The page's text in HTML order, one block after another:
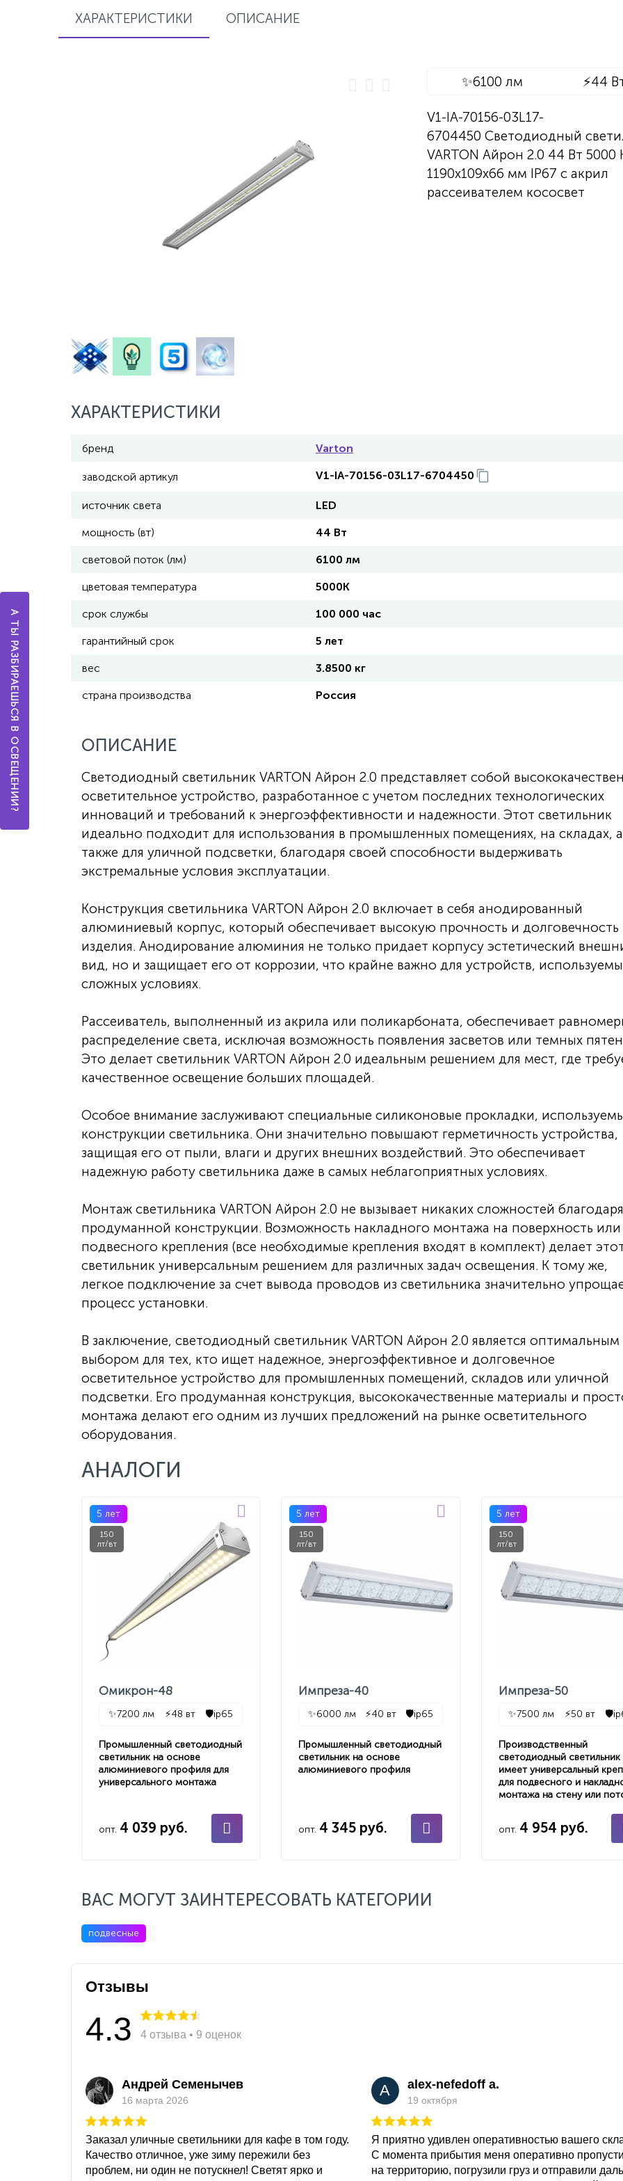
ХАРАКТЕРИСТИКИ ОПИСАНИЕ
✨6100 лм ⚡44
V1-IA-70156-03L17-
6704450 Светодиодный
VARTON Айрон 2.0 44 Вт 5000
1190х109х66 мм IP67 с акрил
рассеивателем кососвет
ХАРАКТЕРИСТИКИ
бренд Varton
заводской артикул V1-IA-70156-03L17-6704450
источник света LED
мощность (вт) 44 Вт
световой поток (лм) 6100 лм
цветовая температура 5000K
срок службы 100 000 час
гарантийный срок 5 лет
вес 3.8500 кг
страна производства Россия
ОПИСАНИЕ
Светодиодный светильник VARTON Айрон 2.0 представляет собой
осветительное устройство, разработанное с учетом последних технологических
инноваций и требований к энергоэффективности и надежности. Этот светильник
идеально подходит для использования в промышленных помещениях, на складах, а
также для уличной подсветки, благодаря своей способности выдерживать
экстремальные условия эксплуатации.
Конструкция светильника VARTON Айрон 2.0 включает в себя анодированный
алюминиевый корпус, который обеспечивает высокую прочность и долговечность
изделия. Анодирование алюминия не только придает корпусу эстетический
вид, но и защищает его от коррозии, что крайне важно для устройств,
сложных условиях.
Рассеиватель, выполненный из акрила или поликарбоната, обеспечивает
распределение света, исключая возможность появления засветов или темных
Это делает светильник VARTON Айрон 2.0 идеальным решением для мест, где
качественное освещение больших площадей.
Особое внимание заслуживают специальные силиконовые прокладки,
конструкции светильника. Они значительно повышают герметичность устройства,
защищая его от пыли, влаги и других внешних воздействий. Это обеспечивает
надежную работу светильника даже в самых неблагоприятных условиях.
Монтаж светильника VARTON Айрон 2.0 не вызывает никаких сложностей благодаря
продуманной конструкции. Возможность накладного монтажа на поверхность или
подвесного крепления (все необходимые крепления входят в комплект) делает
светильник универсальным решением для различных задач освещения. К тому же,
легкое подключение за счет вывода проводов из светильника значительно
процесс установки.
В заключение, светодиодный светильник VARTON Айрон 2.0 является оптимальным
выбором для тех, кто ищет надежное, энергоэффективное и долговечное
осветительное устройство для промышленных помещений, складов или уличной
подсветки. Его продуманная конструкция, высококачественные материалы и
монтажа делают его одним из лучших предложений на рынке осветительного
оборудования.
АНАЛОГИ
5 лет
150
лт/вт
Омикрон-48
✨7200 лм ⚡48 вт 🛡️ip65
Промышленный светодиодный
светильник на основе
алюминиевого профиля для
универсального монтажа
опт. 4 039 руб.
5 лет
150
лт/вт
Импреза-40
✨6000 лм ⚡40 вт 🛡️ip65
Промышленный светодиодный
светильник на основе
алюминиевого профиля
опт. 4 345 руб.
5 лет
150
лт/вт
Импреза-50
✨7500 лм ⚡50 вт 🛡️
Производственный
светодиодный светильник
имеет универсальный
для подвесного и
монтажа на стену или
опт. 4 954 руб.
ВАС МОГУТ ЗАИНТЕРЕСОВАТЬ КАТЕГОРИИ
подвесные
Отзывы
4.3 4 отзыва • 9 оценок
Андрей Семенычев
16 марта 2026
Заказал уличные светильники для кафе в том году.
Качество отличное, уже зиму пережили без
проблем, ни один не потускнел! Светят ярко и
A alex-nefedoff a.
19 октября
Я приятно удивлен оперативностью вашего
С момента прибытия меня оперативно
на территорию, погрузили груз и отправили
А ТЫ РАЗБИРАЕШЬСЯ В ОСВЕЩЕНИИ?